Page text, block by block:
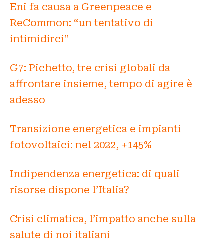
Eni fa causa a Greenpeace e
ReCommon: “un tentativo di
intimidirci”
G7: Pichetto, tre crisi globali da
affrontare insieme, tempo di agire è
adesso
Transizione energetica e impianti
fotovoltaici: nel 2022, +145%
Indipendenza energetica: di quali
risorse dispone l’Italia?
Crisi climatica, l’impatto anche sulla
salute di noi italiani